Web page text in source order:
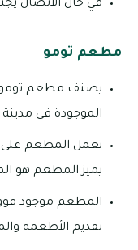
في حال الاتصال يجب أن
مطعم تومو
يصنف مطعم تومو
الموجودة في مدينة
يعمل المطعم على
يميز المطعم هو
المطعم موجود
تقديم الأطعمة